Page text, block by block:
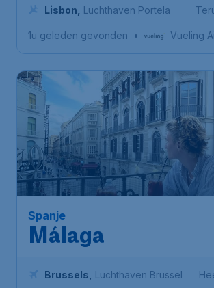
Lisbon Luchthaven Portela
1u geleden gevonden • Vueling
Spanje
Málaga
Brussels
Luchthaven Brussel